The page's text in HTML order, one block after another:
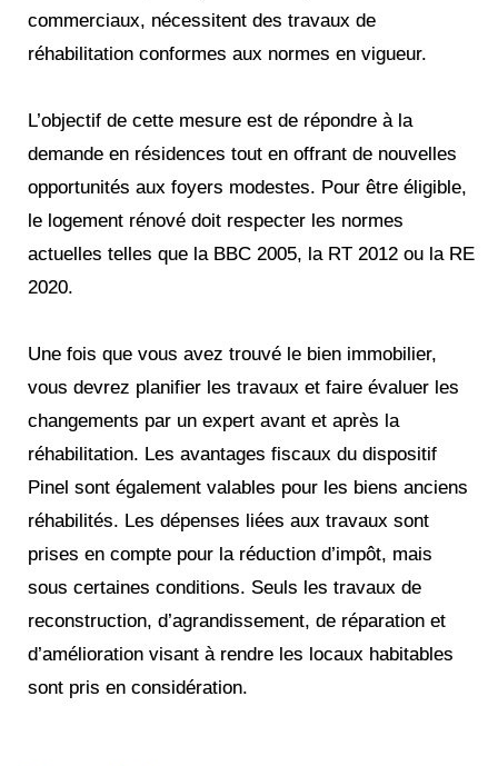
commerciaux, nécessitent des travaux de
réhabilitation conformes aux normes en vigueur.
L’objectif de cette mesure est de répondre à la
demande en résidences tout en offrant de nouvelles
opportunités aux foyers modestes. Pour être éligible,
le logement rénové doit respecter les normes
actuelles telles que la BBC 2005, la RT 2012 ou la RE
2020.
Une fois que vous avez trouvé le bien immobilier,
vous devrez planifier les travaux et faire évaluer les
changements par un expert avant et après la
réhabilitation. Les avantages fiscaux du dispositif
Pinel sont également valables pour les biens anciens
réhabilités. Les dépenses liées aux travaux sont
prises en compte pour la réduction d’impôt, mais
sous certaines conditions. Seuls les travaux de
reconstruction, d’agrandissement, de réparation et
d’amélioration visant à rendre les locaux habitables
sont pris en considération.